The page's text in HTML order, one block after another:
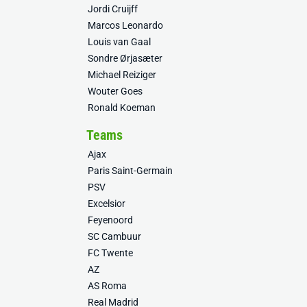
Jordi Cruijff
Marcos Leonardo
Louis van Gaal
Sondre Ørjasæter
Michael Reiziger
Wouter Goes
Ronald Koeman
Teams
Ajax
Paris Saint-Germain
PSV
Excelsior
Feyenoord
SC Cambuur
FC Twente
AZ
AS Roma
Real Madrid